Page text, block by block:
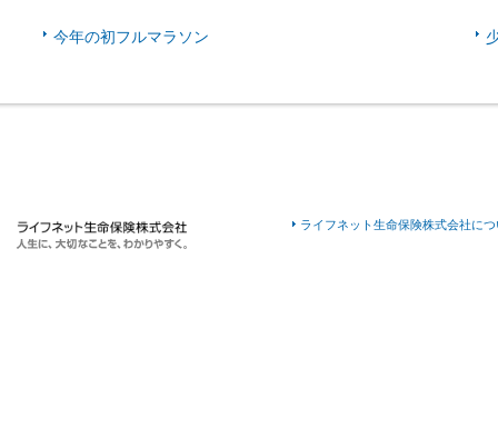
今年の初フルマラソン
ライフネット生命保険株式会社に